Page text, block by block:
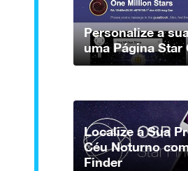
Personalize a
uma Página Star
Localize a Sua
Céu Noturno
Finder